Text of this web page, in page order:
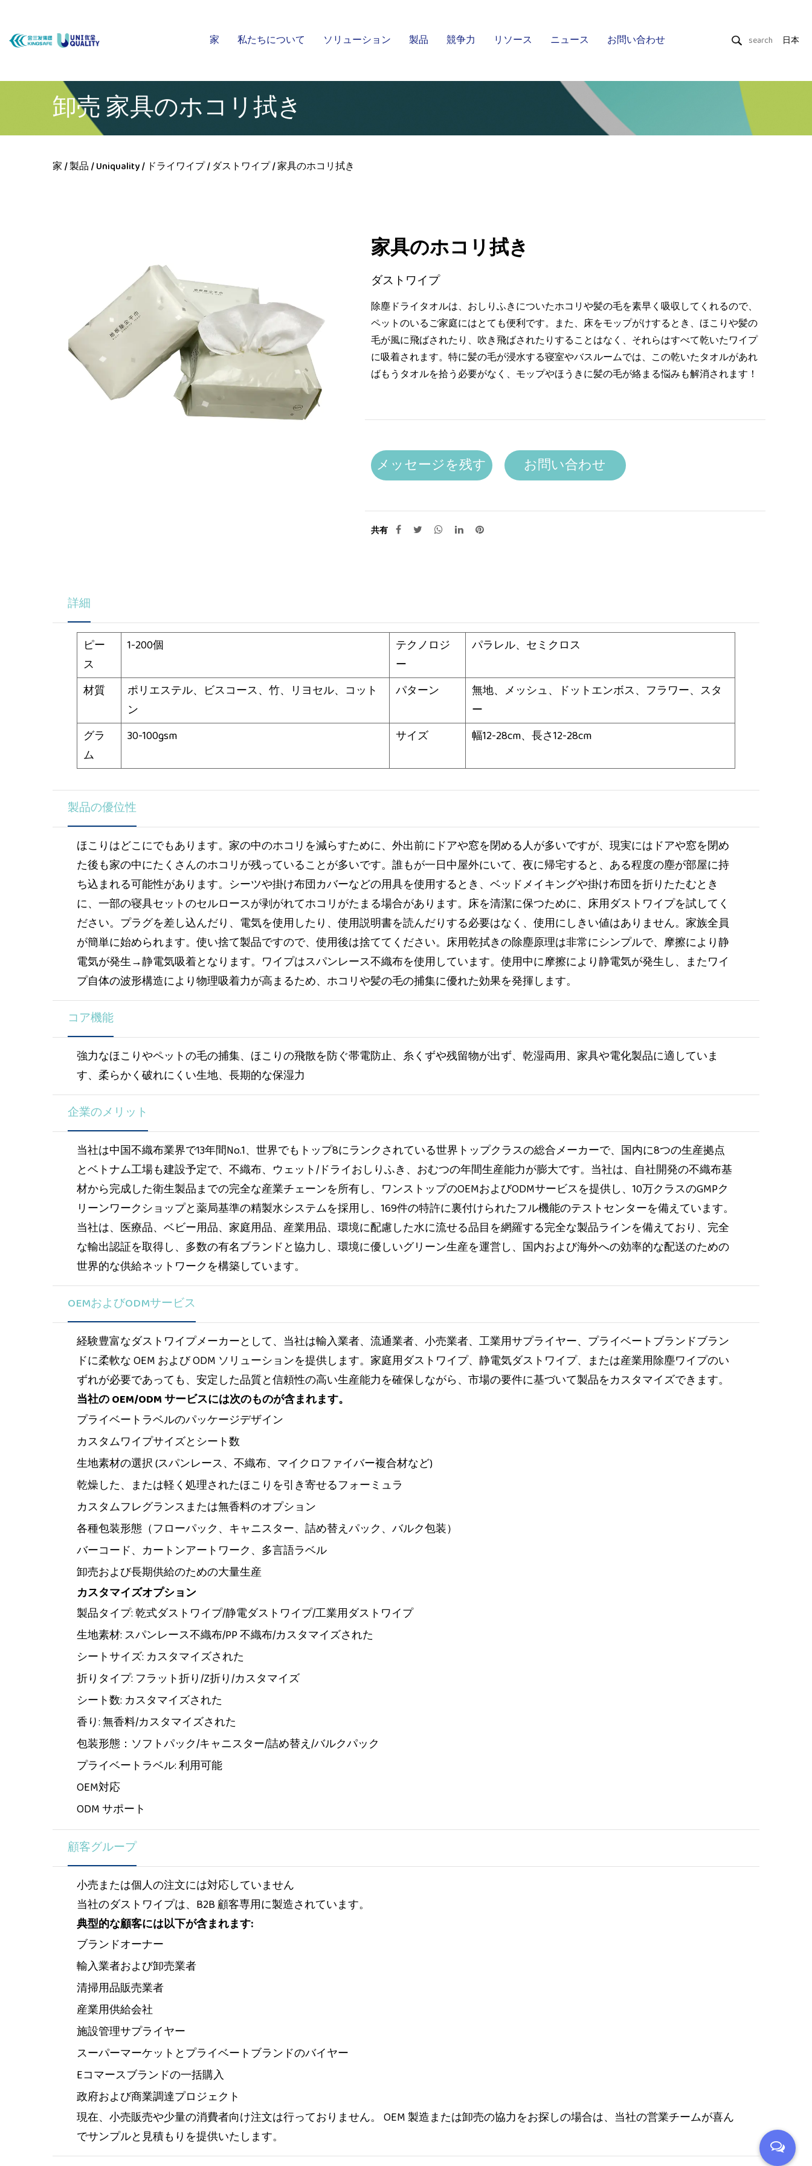
家 私たちについて ソリューション 製品 競争力 リソース ニュース お問い合わせ 日本
卸売 家具のホコリ拭き
家 /製品 /Uniquality/ ドライワイプ/ ダストワイプ/家具のホコリ拭き
家具のホコリ拭き
ダストワイプ
除塵ドライタオルは、おしりふきについたホコリや髪の毛を素早く吸収してくれるので、
ペットのいるご家庭にはとても便利です。また、床をモップがけするとき、ほこりや髪の
毛が風に飛ばされたり、吹き飛ばされたりすることはなく、それらはすべて乾いたワイプ
に吸着されます。特に髪の毛が浸水する寝室やバスルームでは、この乾いたタオルがあれ
ばもうタオルを拾う必要がなく、モップやほうきに髪の毛が絡まる悩みも解消されます！
メッセージを残す お問い合わせ
共有
詳細
ピー
ス
1-200個
テクノロジ
ー
パラレル、セミクロス
材質
ポリエステル、ビスコース、竹、リヨセル、コット
ン
パターン
無地、メッシュ、ドットエンボス、フラワー、スタ
ー
グラ
ム
30-100gsm サイズ 幅12-28cm、長さ12-28cm
製品の優位性
ほこりはどこにでもあります。家の中のホコリを減らすために、外出前にドアや窓を閉める人が多いですが、現実にはドアや窓を閉め
た後も家の中にたくさんのホコリが残っていることが多いです。誰もが一日中屋外にいて、夜に帰宅すると、ある程度の塵が部屋に持
ち込まれる可能性があります。シーツや掛け布団カバーなどの用具を使用するとき、ベッドメイキングや掛け布団を折りたたむとき
に、一部の寝具セットのセルロースが剥がれてホコリがたまる場合があります。床を清潔に保つために、床用ダストワイプを試してく
ださい。プラグを差し込んだり、電気を使用したり、使用説明書を読んだりする必要はなく、使用にしきい値はありません。家族全員
が簡単に始められます。使い捨て製品ですので、使用後は捨ててください。床用乾拭きの除塵原理は非常にシンプルで、摩擦により静
電気が発生→静電気吸着となります。ワイプはスパンレース不織布を使用しています。使用中に摩擦により静電気が発生し、またワイ
プ自体の波形構造により物理吸着力が高まるため、ホコリや髪の毛の捕集に優れた効果を発揮します。
コア機能
強力なほこりやペットの毛の捕集、ほこりの飛散を防ぐ帯電防止、糸くずや残留物が出ず、乾湿両用、家具や電化製品に適していま
す、柔らかく破れにくい生地、長期的な保湿力
企業のメリット
当社は中国不織布業界で13年間No.1、世界でもトップ8にランクされている世界トップクラスの総合メーカーで、国内に8つの生産拠点
とベトナム工場も建設予定で、不織布、ウェット/ドライおしりふき、おむつの年間生産能力が膨大です。当社は、自社開発の不織布基
材から完成した衛生製品までの完全な産業チェーンを所有し、ワンストップのOEMおよびODMサービスを提供し、10万クラスのGMPク
リーンワークショップと薬局基準の精製水システムを採用し、169件の特許に裏付けられたフル機能のテストセンターを備えています。
当社は、医療品、ベビー用品、家庭用品、産業用品、環境に配慮した水に流せる品目を網羅する完全な製品ラインを備えており、完全
な輸出認証を取得し、多数の有名ブランドと協力し、環境に優しいグリーン生産を運営し、国内および海外への効率的な配送のための
世界的な供給ネットワークを構築しています。
OEMおよびODMサービス
経験豊富なダストワイプメーカーとして、当社は輸入業者、流通業者、小売業者、工業用サプライヤー、プライベートブランドブラン
ドに柔軟な OEM および ODM ソリューションを提供します。家庭用ダストワイプ、静電気ダストワイプ、または産業用除塵ワイプのい
ずれが必要であっても、安定した品質と信頼性の高い生産能力を確保しながら、市場の要件に基づいて製品をカスタマイズできます。
当社の OEM/ODM サービスには次のものが含まれます。
プライベートラベルのパッケージデザイン
カスタムワイプサイズとシート数
生地素材の選択 (スパンレース、不織布、マイクロファイバー複合材など)
乾燥した、または軽く処理されたほこりを引き寄せるフォーミュラ
カスタムフレグランスまたは無香料のオプション
各種包装形態（フローパック、キャニスター、詰め替えパック、バルク包装）
バーコード、カートンアートワーク、多言語ラベル
卸売および長期供給のための大量生産
カスタマイズオプション
製品タイプ: 乾式ダストワイプ/静電ダストワイプ/工業用ダストワイプ
生地素材: スパンレース不織布/PP 不織布/カスタマイズされた
シートサイズ: カスタマイズされた
折りタイプ: フラット折り/Z折り/カスタマイズ
シート数: カスタマイズされた
香り: 無香料/カスタマイズされた
包装形態：ソフトパック/キャニスター/詰め替え/バルクパック
プライベートラベル: 利用可能
OEM対応
ODM サポート
顧客グループ
小売または個人の注文には対応していません
当社のダストワイプは、B2B 顧客専用に製造されています。
典型的な顧客には以下が含まれます:
ブランドオーナー
輸入業者および卸売業者
清掃用品販売業者
産業用供給会社
施設管理サプライヤー
スーパーマーケットとプライベートブランドのバイヤー
Eコマースブランドの一括購入
政府および商業調達プロジェクト
現在、小売販売や少量の消費者向け注文は行っておりません。 OEM 製造または卸売の協力をお探しの場合は、当社の営業チームが喜ん
でサンプルと見積もりを提供いたします。